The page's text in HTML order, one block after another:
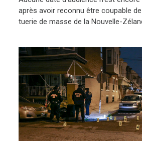
après avoir reconnu être coupable
tuerie de masse de la Nouvelle-